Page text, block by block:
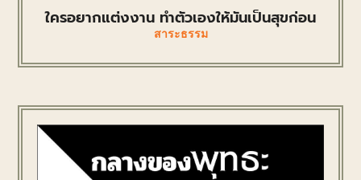
ใครอยากแต่งงาน ทำตัวเองให้มันเป็นสุขก่อน
สาระธรรม